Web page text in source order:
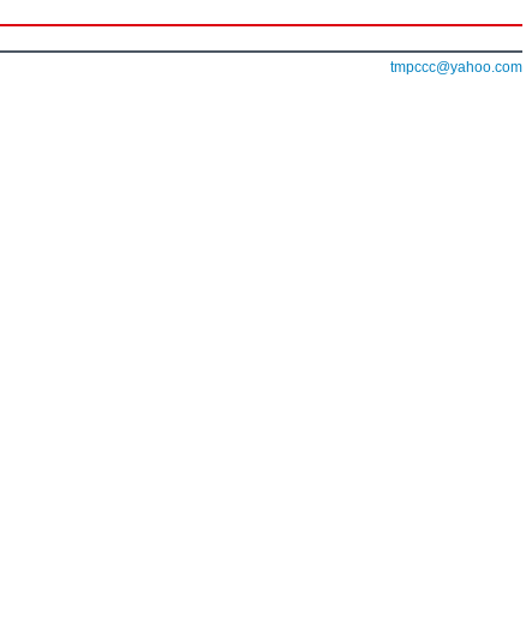
tmpccc@yahoo.com